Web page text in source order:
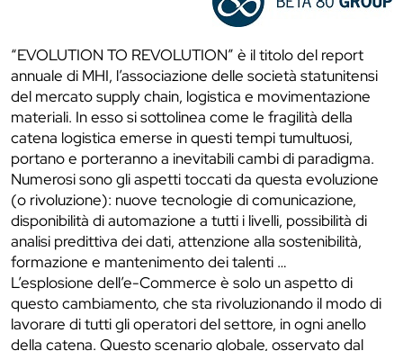
“EVOLUTION TO REVOLUTION” è il titolo del report
annuale di MHI, l’associazione delle società statunitensi
del mercato supply chain, logistica e movimentazione
materiali. In esso si sottolinea come le fragilità della
catena logistica emerse in questi tempi tumultuosi,
portano e porteranno a inevitabili cambi di paradigma.
Numerosi sono gli aspetti toccati da questa evoluzione
(o rivoluzione): nuove tecnologie di comunicazione,
disponibilità di automazione a tutti i livelli, possibilità di
analisi predittiva dei dati, attenzione alla sostenibilità,
formazione e mantenimento dei talenti …
L’esplosione dell’e-Commerce è solo un aspetto di
questo cambiamento, che sta rivoluzionando il modo di
lavorare di tutti gli operatori del settore, in ogni anello
della catena. Questo scenario globale, osservato dal